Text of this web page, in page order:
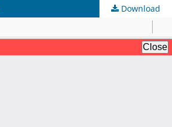
Download